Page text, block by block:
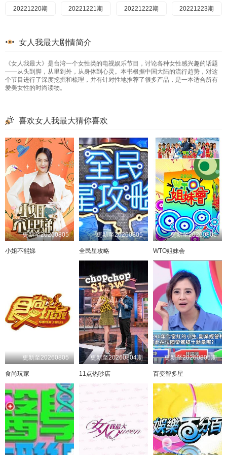
20230727 20230726 20230725 20230724
20230717 20230713
20230710 20230707 20230706 20230705
20230703
20230620 20230619
20230613 20230608 20230606 20230605
20230531 20230530 20230526 20230525
20230524 20230519 20230518 20230517
20230516 20230515 20230509 20230505期
20230503期 20230502期 20230501期 20230413期
20230412期 20230411期 20230410期 20230407期
20230327期 20230324期 20230323期
20230321期 20230320期 20230317期
20230308期 20230306期 20230302期 20230228期
20230227期 20230224期 20230223期 20230221期
20230217期 20230216期 20230215期
20230213期 20230210期 20230209期 20230208期
20230207期 20230203期 20230202期 20230131期
20230130期 20230120期 20230118期 20230116期
20230111期 20230109期 20230105期 20230103期
20230102期 20221230期 20221229期 20221228期
20221227期 20221226期 20221223期 20221222期
20230517 20230518 20230519 20230522
20230529 20230530
20230602 20230605 20230606 20230607
20230608
20230621 20230622
20230627 20230628 20230629 20230630
20230703 20230704 20230705 20230706
20230707 20230710 20230711 20230712
20230713 20230714 20230717 20230718
20230719 20230720 20230721 20230724
20230725 20230726 20230727 20230728
20230801 20230802 20230803
20230808 20230809 20230810
20230811 20230814 20230815 20230816
20230817 20230818 20230821 20230822
20230824 20230825 20230828
20230829 20230830 20230901 20230904
20230905 20230906 20230907 20230908
20230911 20230912 20230913 20230918
20230919 20230920 20230921 20230922
20230925 20230926 20230927 20230928
20230929 20231002 20231003 20231004
20230918 20230919 20230920 20230921
20230928 20230929
20231005 20231006 20231009 20231010
20231011
20231023 20231024
20231027 20231030 20231101 20231102
20231103 20231106 20231107 20231108
20231109 20231110 20231113 20231114
20231116 20231117 20231120 20231121
20231122 20231123 20231124 20231127
20231128 20231129 20231130 20240227
20240229 20240301 20240304
20240306 20240307 20240308
20240311 20240312 20240313 20240314
20240315 20240319 20240320 20240321
20240325 20240326 20240327
20240328 20240329 20240401 20240402
20240403 20240404 20240405 20240408
20240409 20240410 20240411 20240412
20240415 20240416 20240417 20240418
20240419 20240422 20240423 20240424
20240426 20240429 20240430 20240501
20230703 20230705 20230706 20230707
20230717 20230718
20230721 20230724 20230725 20230726
20230727
20230809 20230810
20230816 20230817 20230818 20230821
20230822 20230823 20230824 20230825
20230911 20230912 20230913 20230915
20230918 20230919 20230920 20230921
20230922 20230925 20230926 20230927
20230928 20230929 20231003 20231004
20231006 20231009 20231010
20231012 20231013 20231016
20231017 20231018 20231019 20231020
20231023 20231024 20231025 20231026
20231030 20231101 20231102
20231103 20231106 20231107 20231108
20231109 20231110 20231113 20231114
20231116 20231117 20231120 20231121
20231122 20231123 20231124 20231127
20231128 20231129 20231130 20240227
20240228 20240229 20240301 20240304
20230321期 20230322期 20230323期 20230324期
20230411期 20230412期
20230503期 20230505期 20230509 20230515
20230516
20230531 20230605
20230613 20230614 20230615 20230619
20230620 20230622 20230623 20230626
20230627 20230628 20230629 20230630
20230703 20230705 20230706 20230707
20230710 20230711 20230712 20230713
20230717 20230718 20230719 20230720
20230724 20230725 20230726
20230728 20230731 20230801
20230802 20230803 20230807 20230808
20230809 20230810 20230811 20230814
20230817 20230818 20230821
20230822 20230823 20230824 20230825
20230911 20230912 20230913 20230915
20230918 20230919 20230920 20230921
20230922 20230925 20230926 20230927
20230928 20230929 20231003 20231004
20231005 20231006 20231009 20231010
20221220期 20221221期 20221222期 20221223期
20221230期 20230102期
20230109期 20230111期 20230116期 20230118期
20230120期
20230210期 20230213期
20230217期 20230220期 20230221期 20230223期
20230224期 20230227期 20230228期 20230302期
20230306期 20230308期 20230317期 20230320期
20230321期 20230322期 20230323期 20230324期
20230327期 20230403期 20230407期 20230410期
20230411期 20230412期 20230413期 20230501期
20230505期 20230509 20230515
20230517 20230518 20230519
20230524 20230525 20230526 20230530
20230531 20230605 20230606 20230608
20230614 20230615 20230619
20230620 20230622 20230623 20230626
20230627 20230628 20230629 20230630
20230703 20230705 20230706 20230707
20230710 20230711 20230712 20230713
20230717 20230718 20230719 20230720
20230721 20230724 20230725 20230726
女人我最大剧情简介
《女人我最大》是台湾一个女性类的电视娱乐节目，讨论各种女性感兴趣的话题
——从头到脚，从里到外，从身体到心灵。本书根据中国大陆的流行趋势，对这
个节目进行了深度挖掘和梳理，并有针对性地推荐了很多产品，是一本适合所有
爱美女性的时尚读物。
喜欢女人我最大猜你喜欢
更新至20260805
小姐不熙娣
更新至20260805
全民星攻略
更新至20260805
WTO姐妹会
更新至20260805
食尚玩家
更新至20260804期
11点热吵店
更新至20260805期
百变智多星